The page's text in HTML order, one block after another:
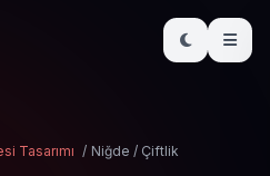
Tasarımı / Niğde / Çiftlik